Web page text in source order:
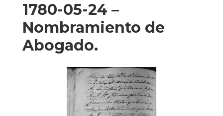
1780-05-24 –
Nombramiento de
Abogado.